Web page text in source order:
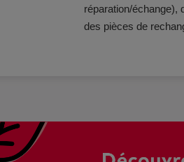
réparation/échange),
des pièces de